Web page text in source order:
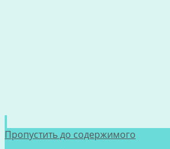
Пропустить до содержимого